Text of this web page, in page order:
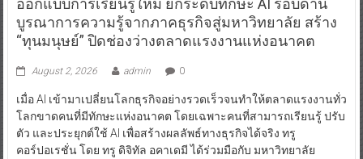
บูรณาการความรู้จากภาคธุรกิจสู่มหาวิทยาลัย สร้าง
“ทุนมนุษย์” ปิดช่องว่างตลาดแรงงานแห่งอนาคต
August 2, 2026 admin 0
เมื่อ AI เข้ามาเปลี่ยนโลกธุรกิจอย่างรวดเร็วจนทำให้ตลาดแรงงานทั่ว
โลกขาดคนที่มีทักษะแห่งอนาคต โดยเฉพาะคนที่สามารถเรียนรู้ ปรับ
ตัว และประยุกต์ใช้ AI เพื่อสร้างผลลัพธ์ทางธุรกิจได้จริง ทรู
คอร์ปอเรชั่น โดย ทรู ดิจิทัล อคาเดมี ได้ร่วมมือกับ มหาวิทยาลัย